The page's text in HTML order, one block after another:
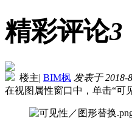
精彩评论3
楼主| BIM枫 发表于 2018-
在视图属性窗口中，单击“可